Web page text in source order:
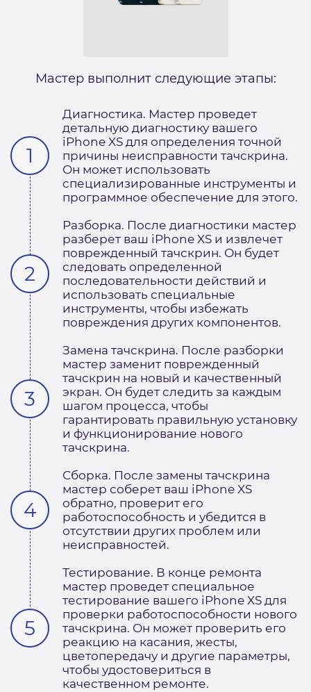
Мастер выполнит следующие этапы:
Диагностика. Мастер проведет
детальную диагностику вашего
iPhone XS для определения точной
причины неисправности тачскрина.
Он может использовать
специализированные инструменты и
программное обеспечение для этого.
Разборка. После диагностики мастер
разберет ваш iPhone XS и извлечет
поврежденный тачскрин. Он будет
следовать определенной
последовательности действий и
использовать специальные
инструменты, чтобы избежать
повреждения других компонентов.
Замена тачскрина. После разборки
мастер заменит поврежденный
тачскрин на новый и качественный
экран. Он будет следить за каждым
шагом процесса, чтобы
гарантировать правильную установку
и функционирование нового
тачскрина.
Сборка. После замены тачскрина
мастер соберет ваш iPhone XS
обратно, проверит его
работоспособность и убедится в
отсутствии других проблем или
неисправностей.
Тестирование. В конце ремонта
мастер проведет специальное
тестирование вашего iPhone XS для
проверки работоспособности нового
тачскрина. Он может проверить его
реакцию на касания, жесты,
цветопередачу и другие параметры,
чтобы удостовериться в
качественном ремонте.